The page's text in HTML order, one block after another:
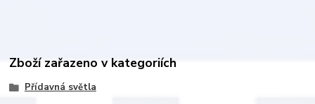
Zboží zařazeno v kategoriích
Přídavná světla